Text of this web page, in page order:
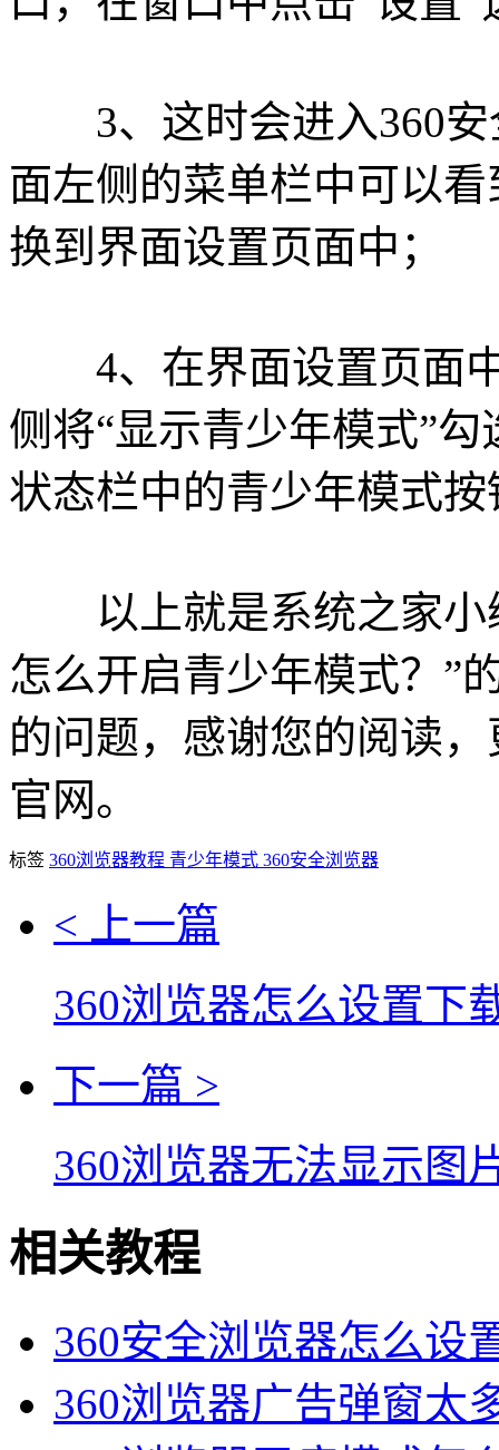
3、这时会进入360安
面左侧的菜单栏中可以
换到界面设置页面中；
4、在界面设置页面中
侧将“显示青少年模式”
状态栏中的青少年模式
以上就是系统之家小
怎么开启青少年模式？”
的问题，感谢您的阅读
官网。
标签 360浏览器教程 青少年模式 360安全浏览器
< 上一篇
360浏览器怎么设置下
下一篇 >
360浏览器无法显示图
相关教程
360安全浏览器怎么设
360浏览器广告弹窗太